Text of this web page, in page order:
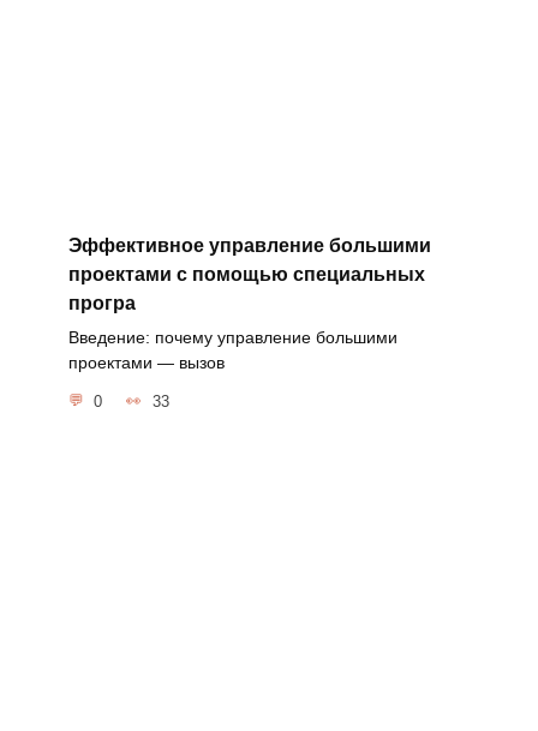
Эффективное управление большими
проектами с помощью специальных
програ
Введение: почему управление большими
проектами — вызов
0 33